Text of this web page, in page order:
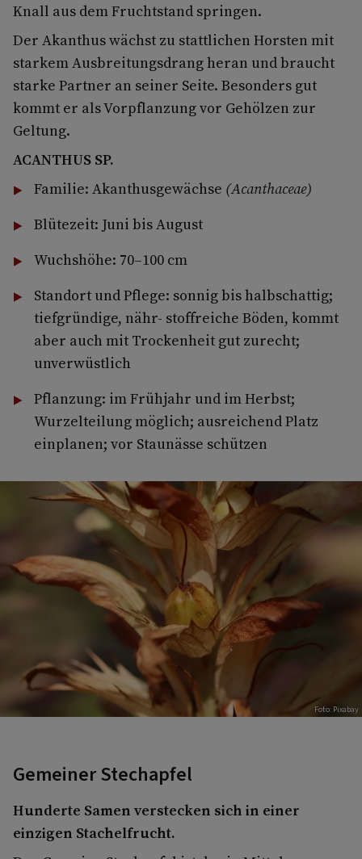
Knall aus dem Fruchtstand springen.
Der Akanthus wächst zu stattlichen Horsten mit
starkem Ausbreitungsdrang heran und braucht
starke Partner an seiner Seite. Besonders gut
kommt er als Vorpflanzung vor Gehölzen zur
Geltung.
ACANTHUS SP.
Familie: Akanthusgewächse (Acanthaceae)
Blütezeit: Juni bis August
Wuchshöhe: 70–100 cm
Standort und Pflege: sonnig bis halbschattig;
tiefgründige, nähr- stoffreiche Böden, kommt
aber auch mit Trockenheit gut zurecht;
unverwüstlich
Pflanzung: im Frühjahr und im Herbst;
Wurzelteilung möglich; ausreichend Platz
einplanen; vor Staunässe schützen
Foto: Pixabay
Gemeiner Stechapfel
Hunderte Samen verstecken sich in einer
einzigen Stachelfrucht.